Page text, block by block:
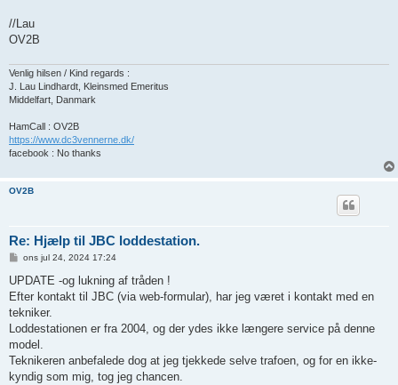
//Lau
OV2B
Venlig hilsen / Kind regards :
J. Lau Lindhardt, Kleinsmed Emeritus
Middelfart, Danmark
HamCall : OV2B
https://www.dc3vennerne.dk/
facebook : No thanks
OV2B
Re: Hjælp til JBC loddestation.
d
æ
g
ons jul 24, 2024 17:24
UPDATE -og lukning af tråden !
Efter kontakt til JBC (via web-formular), har jeg været i kontakt med en
tekniker.
Loddestationen er fra 2004, og der ydes ikke længere service på denne
model.
Teknikeren anbefalede dog at jeg tjekkede selve trafoen, og for en ikke-
kyndig som mig, tog jeg chancen.